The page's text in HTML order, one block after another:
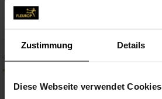
Zustimmung Details
Diese Webseite verwendet Cookies